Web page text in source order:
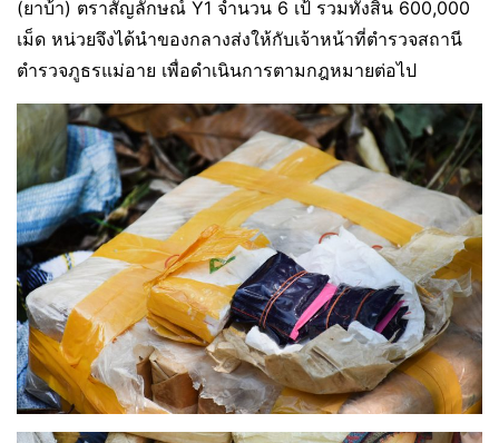
(ยาบ้า) ตราสัญลักษณ์ Y1 จำนวน 6 เป้ รวมทั้งสิ้น 600,000
เม็ด หน่วยจึงได้นำของกลางส่งให้กับเจ้าหน้าที่ตำรวจสถานี
ตำรวจภูธรแม่อาย เพื่อดำเนินการตามกฎหมายต่อไป